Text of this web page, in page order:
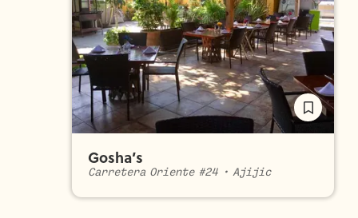
Gosha’s
Carretera Oriente #24• Ajijic